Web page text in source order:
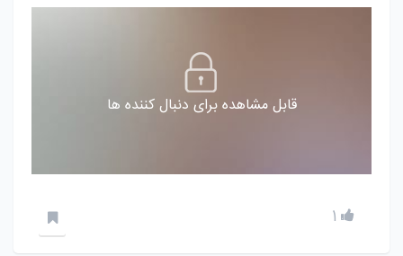
قابل مشاهده برای دنبال کننده ها
1